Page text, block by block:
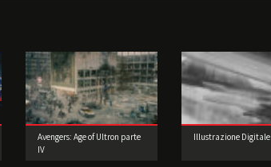
Avengers: Age of Ultron parte
IV
Illustrazione Digitale